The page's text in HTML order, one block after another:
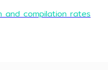
and compilation rates